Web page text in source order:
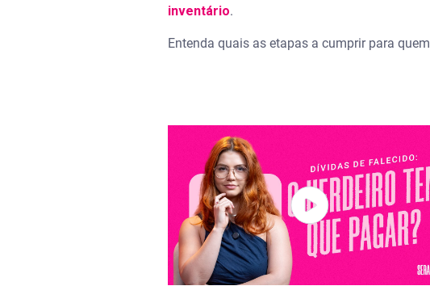
Valor pequeno
Despesas do funeral
Custas do inventário
Como acessar o gov de uma pessoa
inventário.
Entenda quais as etapas a cumprir para